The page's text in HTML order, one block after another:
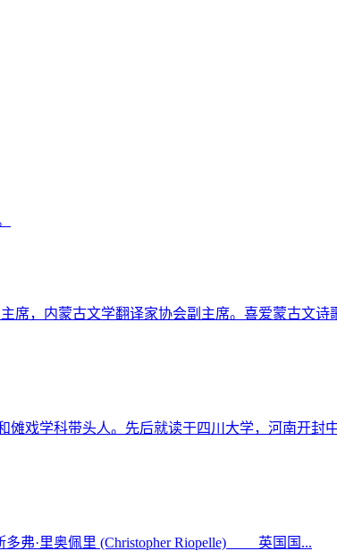
，内蒙古文学翻译家协会副主席。喜爱蒙古文诗
戏学科带头人。先后就读于四川大学，河南开封
弗·里奥佩里 (Christopher Riopelle) 英国国...